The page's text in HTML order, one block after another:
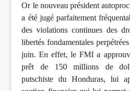
Or le nouveau président
a été jugé parfaitement
des violations continues des
libertés fondamentales
juin. En effet, le FMI a
prêt de 150 millions de
putschiste du Honduras, lui